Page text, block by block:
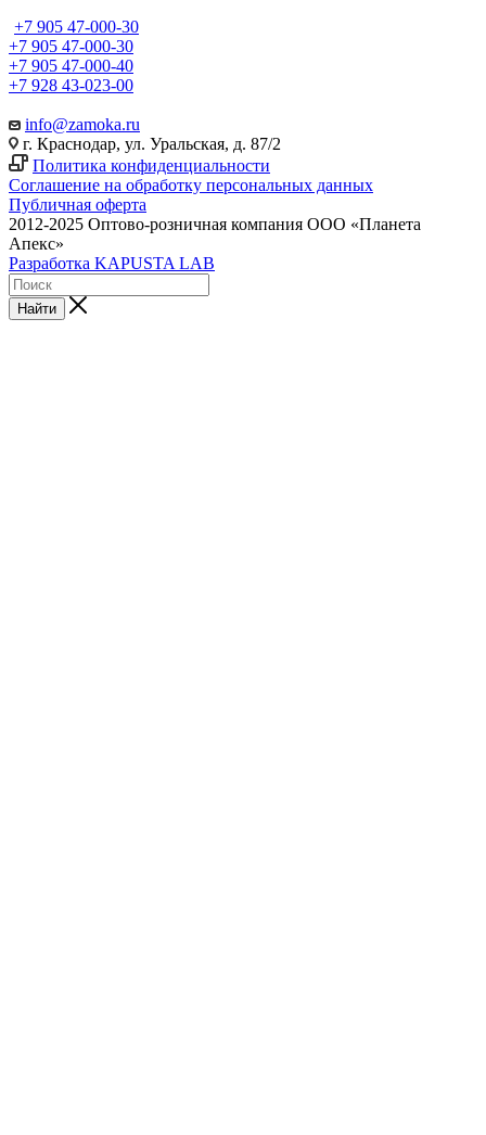
+7 905 47-000-30
+7 905 47-000-30
+7 905 47-000-40
+7 928 43-023-00
info@zamoka.ru
г. Краснодар, ул. Уральская, д. 87/2
Политика конфиденциальности
Соглашение на обработку персональных данных
Публичная оферта
2012-2025 Оптово-розничная компания ООО «Планета
Апекс»
Разработка KAPUSTA LAB
Найти